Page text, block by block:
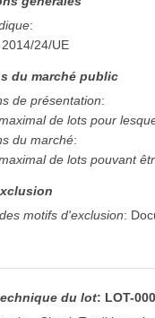
:
24/UE
du marché public
de présentation:
de lots pour
du marché:
de lots pouvant
motifs d'exclusion:
du lot: LOT-